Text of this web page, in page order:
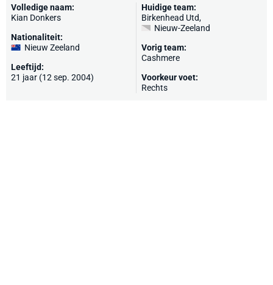
Volledige naam:
Kian Donkers
Nationaliteit:
Nieuw Zeeland
Leeftijd:
21 jaar (12 sep. 2004)
Huidige team:
Birkenhead Utd,
Nieuw-Zeeland
Vorig team:
Cashmere
Voorkeur voet:
Rechts